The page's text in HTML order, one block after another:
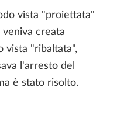
vista "proiettata"
creata
vista "ribaltata",
l'arresto del
è stato risolto.